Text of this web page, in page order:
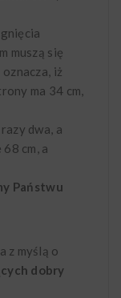
muszą się
iż
ma 34 cm,
dwa, a
cm, a
Państwu
z myślą o
dobry